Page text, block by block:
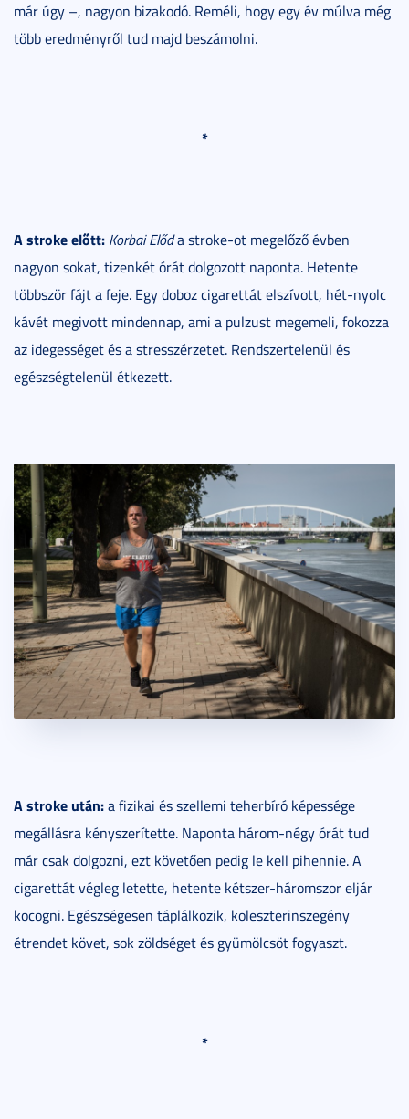
már úgy –, nagyon bizakodó. Reméli, hogy egy év múlva még
több eredményről tud majd beszámolni.
*
A stroke előtt: Korbai Előda stroke-ot megelőző évben
nagyon sokat, tizenkét órát dolgozott naponta. Hetente
többször fájt a feje. Egy doboz cigarettát elszívott, hét-nyolc
kávét megivott mindennap, ami a pulzust megemeli, fokozza
az idegességet és a stresszérzetet. Rendszertelenül és
egészségtelenül étkezett.
A stroke után:a fizikai és szellemi teherbíró képessége
megállásra kényszerítette. Naponta három-négy órát tud
már csak dolgozni, ezt követően pedig le kell pihennie. A
cigarettát végleg letette, hetente kétszer-háromszor eljár
kocogni. Egészségesen táplálkozik, koleszterinszegény
étrendet követ, sok zöldséget és gyümölcsöt fogyaszt.
*